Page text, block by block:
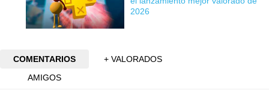
2026
COMENTARIOS
+ VALORADOS
AMIGOS